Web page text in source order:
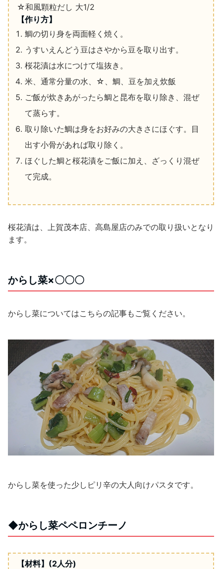
☆和風顆粒だし 大1/2
【作り方】
鯛の切り身を両面軽く焼く。
うすいえんどう豆はさやから豆を取り出す。
桜花漬は水につけて塩抜き。
米、通常分量の水、☆、鯛、豆を加え炊飯
ご飯が炊きあがったら鯛と昆布を取り除き、混ぜ
て蒸らす。
取り除いた鯛は身をお好みの大きさにほぐす。目
出す小骨があれば取り除く。
ほぐした鯛と桜花漬をご飯に加え、ざっくり混ぜ
て完成。
桜花漬は、上賀茂本店、高島屋店のみでの取り扱いとなり
ます。
からし菜×〇〇〇
からし菜についてはこちらの記事もご覧ください。
からし菜を使った少しピリ辛の大人向けパスタです。
◆からし菜ペペロンチーノ
【材料】 (2人分)